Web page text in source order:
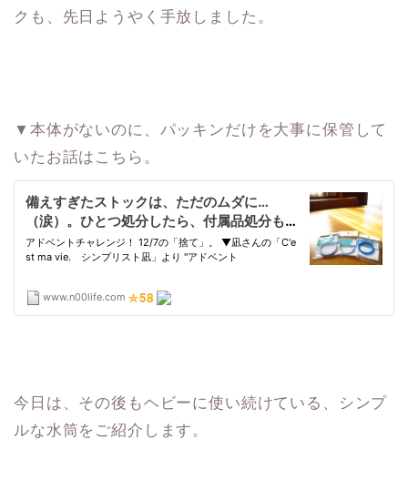
クも、先日ようやく手放しました。
▼本体がないのに、パッキンだけを大事に保管して
いたお話はこちら。
今日は、その後もヘビーに使い続けている、シンプ
ルな水筒をご紹介します。